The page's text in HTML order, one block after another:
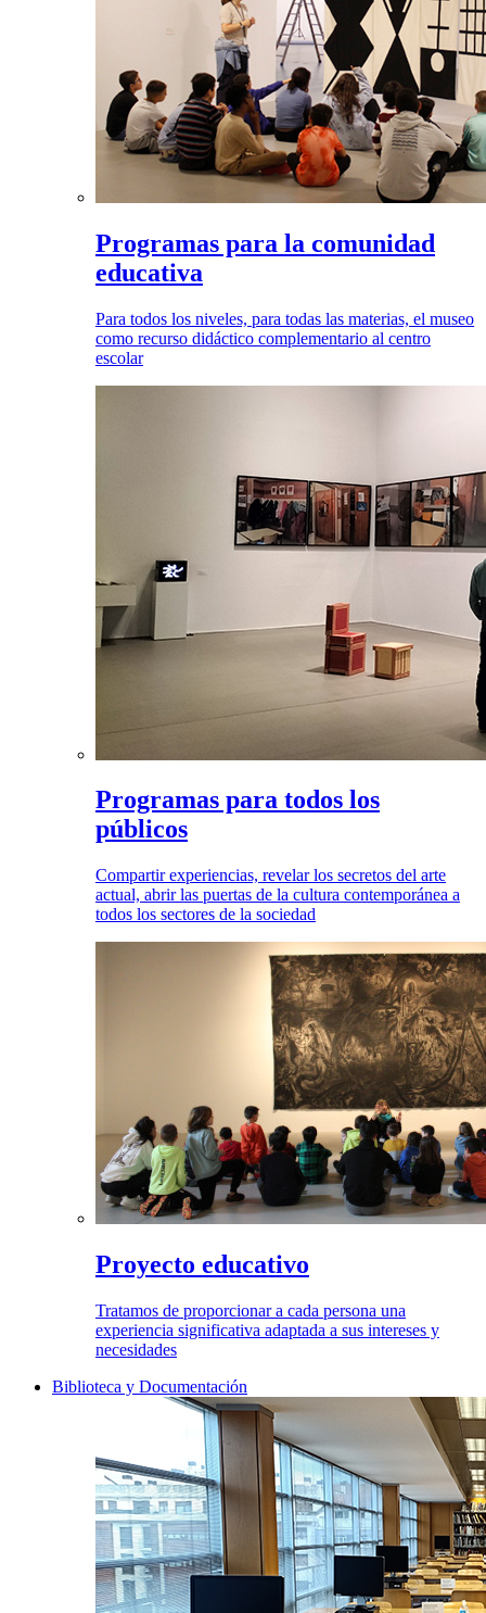
Programas para la comunidad
educativa
Para todos los niveles, para todas las materias, el museo
como recurso didáctico complementario al centro
escolar
Programas para todos los
públicos
Compartir experiencias, revelar los secretos del arte
actual, abrir las puertas de la cultura contemporánea a
todos los sectores de la sociedad
Proyecto educativo
Tratamos de proporcionar a cada persona una
experiencia significativa adaptada a sus intereses y
necesidades
Biblioteca y Documentación